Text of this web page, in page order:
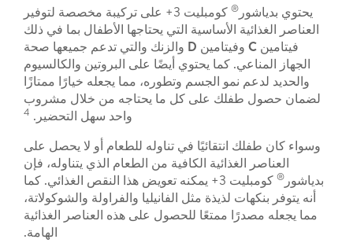
يحتوي بدياشور ® كومبليت 3+ على تركيبة مخصصة
لتوفير
العناصر الغذائية الأساسية التي يحتاجها الأطفال بما في ذلك
فيتامين C وفيتامين D والزنك والتي تدعم جميعها صحة
الجهاز المناعي. كما يحتوي أيضًا على البروتين والكالسيوم
والحديد لدعم نمو الجسم وتطوره، مما يجعله خيارًا ممتازًا
لضمان حصول طفلك على كل ما يحتاجه من خلال مشروب
واحد سهل التحضير. 4
وسواء كان طفلك انتقائيًا في تناوله للطعام أو لا يحصل على
العناصر الغذائية الكافية من الطعام الذي يتناوله، فإن
بدياشور ®
كومبليت 3+ يمكنه تعويض هذا النقص الغذائي. كما
أنه يتوفر بنكهات لذيذة مثل الفانيليا والفراولة والشوكولاتة،
مما يجعله مصدرًا ممتعًا للحصول على هذه العناصر الغذائية
الهامة.